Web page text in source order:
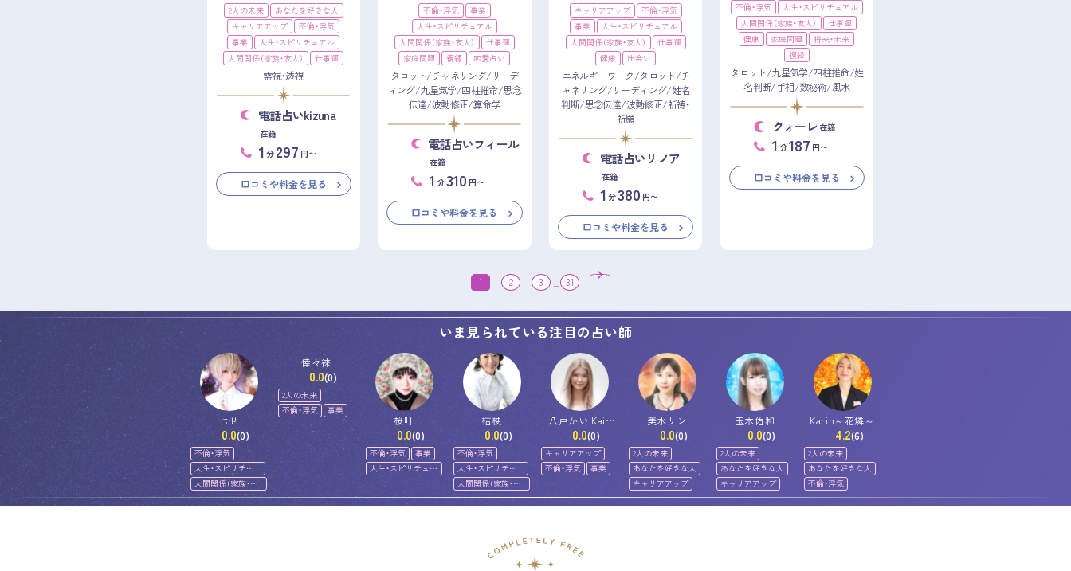
2人の未来
あなたを好きな人
キャリアアップ
不倫・浮気
事業
人生・スピリチュアル
人間関係（家族・友人）
仕事運
霊視・透視
電話占いkizuna
在籍
1 分 297 円〜
口コミや料金を見る
不倫・浮気
事業
人生・スピリチュアル
人間関係（家族・友人）
仕事運
家庭問題
復縁 恋愛占い
タロット/チャネリング/リーデ
ィング/九星気学/四柱推命/思念
伝達/波動修正/算命学
電話占いフィール
在籍
1 分310 円〜
口コミや料金を見る
キャリアアップ
不倫・浮気
事業
人生・スピリチュアル
人間関係（家族・友人）
仕事運
健康
出会い
エネルギーワーク/タロット/チ
ャネリング/リーディング/姓名
判断/思念伝達/波動修正/祈祷・
祈願
電話占いリノア
在籍
1 分380 円〜
口コミや料金を見る
不倫・浮気
人生・スピリチュアル
人間関係（家族・友人）
仕事運
健康
家庭問題
将来・未来
復縁
タロット/九星気学/四柱推命/姓
名判断/手相/数秘術/風水
クォーレ在籍
1 分187 円〜
口コミや料金を見る
1 2 3 ... 31
いま見られている注目の占い師
七せ
0.0(0)
不倫・浮気
人生・スピリチュ
アル
人間関係（家族・友
人）
倖々徠
0.0(0)
2人の未来
不倫・浮気
事業
桜叶
0.0(0)
不倫・浮気
事業
人生・スピリチュア
ル
桔梗
0.0(0)
不倫・浮気
人生・スピリチュ
アル
人間関係（家族・友
人）
八戸かい Kai-
Hachinohe
0.0(0)
キャリアアップ
不倫・浮気
事業
美水リン
0.0(0)
2人の未来
あなたを好きな人
キャリアアップ
玉木佑和
0.0(0)
2人の未来
あなたを好きな人
キャリアアップ
Karin～花燐～
4.2(6)
2人の未来
あなたを好きな人
不倫・浮気